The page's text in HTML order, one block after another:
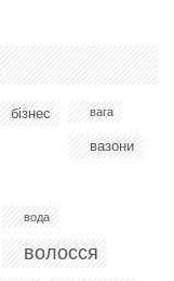
бізнес вага
вазони
вода
волосся